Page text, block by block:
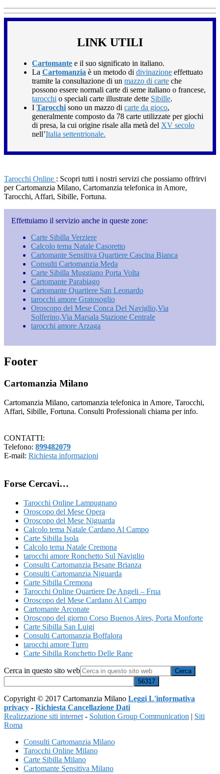
LINK UTILI
Cartomante e il suo significato in italiano.
La Cartomanzia è un metodo di divinazione effettuato
tramite la consultazione di un mazzo di carte che
possono essere normali carte di seme italiano o francese,
tarocchi o speciali carte illustrate dette Sibille.
I Tarocchi sono un mazzo di carte da gioco,
generalmente composto da 78 carte utilizzate per giochi
di presa, la cui origine risale alla metà del XV secolo
nell’Italia settentrionale.
Tarocchi Online : Scopri tutti i nostri servizi che possiamo offrirvi
per Cartomanzia Milano, Cartomanzia telefonica in Amore,
Tarocchi, Affari, Sibille, Fortuna.
Effettuiamo il servizio anche in queste zone:
Carte Sibilla Verziere
Calcolo tema Natale Casoretto
Cartomante Sensitiva Quartiere Cascina Bianca
Consulti Cartomanzia Meda
Carte Sibilla Muggiano Porta Volta
Cartomante Parabiago
Cartomante Quartiere San Leonardo
tarocchi amore Gratosoglio
Oroscopo del Mese Conca Del Naviglio​,Via
Solferino,Via Marsala​ Stazione Centrale
tarocchi amore Arzaga
Footer
Cartomanzia Milano
Cartomanzia Milano, cartomanzia telefonica in Amore, Tarocchi,
Affari, Sibille, Fortuna. Consulti Professionali chiama per info.
CONTATTI:
Telefono: 899482079
E-mail: Richiesta informazioni
Forse Cercavi…
Tarocchi Online Lampugnano
Oroscopo del Mese Opera
Oroscopo del Mese Niguarda
Calcolo tema Natale Cardano Al Campo
Carte Sibilla Isola
Calcolo tema Natale Cremona
tarocchi amore Ronchetto Sul Naviglio
Consulti Cartomanzia Besane Brianza
Consulti Cartomanzia Niguarda
Carte Sibilla Cremona
Tarocchi Online Quartiere De Angeli – Frua
Oroscopo del Mese Cardano Al Campo
Cartomante Arconate
Oroscopo del giorno ​Corso Buenos Aires,​ Porta Monforte
Carte Sibilla San Luigi
Consulti Cartomanzia Boffalora
tarocchi amore Turro
Carte Sibilla Ronchetto Delle Rane
Cerca in questo sito web
Copyright © 2017 Cartomanzia Milano Leggi L'informativa
privacy - Richiesta Cancellazione Dati
Realizzazione siti internet - Solution Group Communication | Siti
Roma
Consulti Cartomanzia Milano
Tarocchi Online Milano
Carte Sibilla Milano
Cartomante Sensitiva Milano